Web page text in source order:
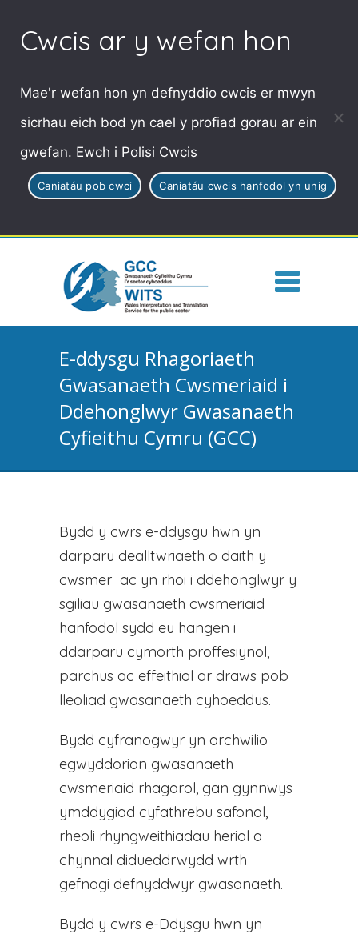
Cwcis ar y wefan hon
Mae'r wefan hon yn defnyddio cwcis er mwyn
sicrhau eich bod yn cael y profiad gorau ar ein
gwefan. Ewch i Polisi Cwcis
Caniatáu pob cwci Caniatáu cwcis hanfodol yn unig
E-ddysgu Rhagoriaeth
Gwasanaeth Cwsmeriaid i
Ddehonglwyr Gwasanaeth
Cyfieithu Cymru (GCC)
Bydd y cwrs e-ddysgu hwn yn
darparu dealltwriaeth o daith y
cwsmer ac yn rhoi i ddehonglwyr y
sgiliau gwasanaeth cwsmeriaid
hanfodol sydd eu hangen i
ddarparu cymorth proffesiynol,
parchus ac effeithiol ar draws pob
lleoliad gwasanaeth cyhoeddus.
Bydd cyfranogwyr yn archwilio
egwyddorion gwasanaeth
cwsmeriaid rhagorol, gan gynnwys
ymddygiad cyfathrebu safonol,
rheoli rhyngweithiadau heriol a
chynnal didueddrwydd wrth
gefnogi defnyddwyr gwasanaeth.
Bydd y cwrs e-Ddysgu hwn yn